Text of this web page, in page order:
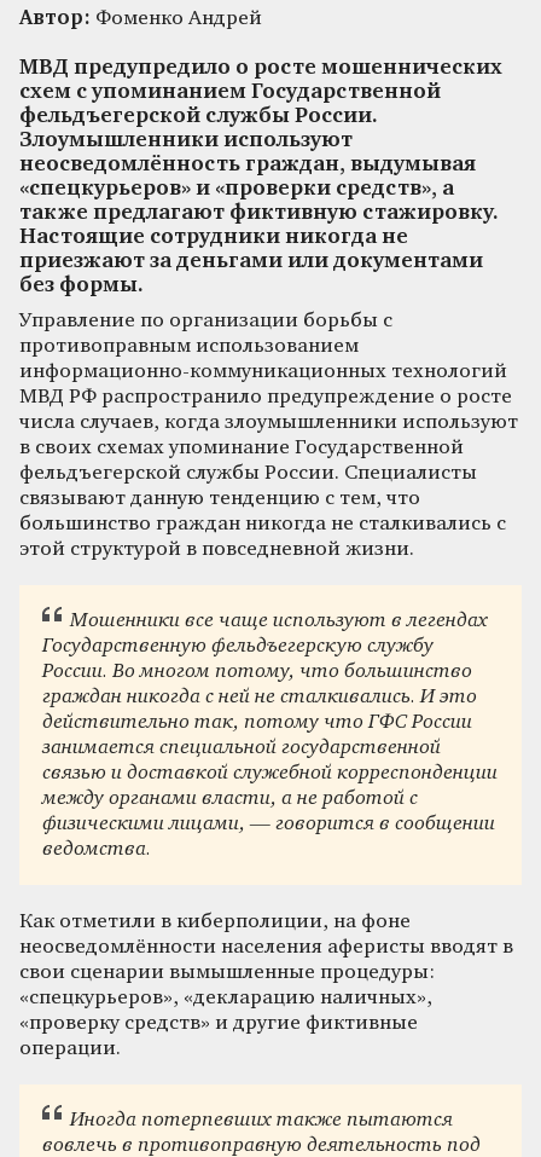
Автор: Фоменко Андрей
МВД предупредило о росте мошеннических
схем с упоминанием Государственной
фельдъегерской службы России.
Злоумышленники используют
неосведомлённость граждан, выдумывая
«спецкурьеров» и «проверки средств», а
также предлагают фиктивную стажировку.
Настоящие сотрудники никогда не
приезжают за деньгами или документами
без формы.
Управление по организации борьбы с
противоправным использованием
информационно-коммуникационных технологий
МВД РФ распространило предупреждение о росте
числа случаев, когда злоумышленники используют
в своих схемах упоминание Государственной
фельдъегерской службы России. Специалисты
связывают данную тенденцию с тем, что
большинство граждан никогда не сталкивались с
этой структурой в повседневной жизни.
Мошенники все чаще используют в легендах
Государственную фельдъегерскую службу
России. Во многом потому, что большинство
граждан никогда с ней не сталкивались. И это
действительно так, потому что ГФС России
занимается специальной государственной
связью и доставкой служебной корреспонденции
между органами власти, а не работой с
физическими лицами, — говорится в сообщении
ведомства.
Как отметили в киберполиции, на фоне
неосведомлённости населения аферисты вводят в
свои сценарии вымышленные процедуры:
«спецкурьеров», «декларацию наличных»,
«проверку средств» и другие фиктивные
операции.
Иногда потерпевших также пытаются
вовлечь в противоправную деятельность под